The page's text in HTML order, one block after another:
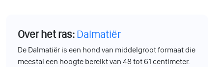
Over het ras:Dalmatiër
De Dalmatiër is een hond van middelgroot formaat die
meestal een hoogte bereikt van 48 tot 61 centimeter.